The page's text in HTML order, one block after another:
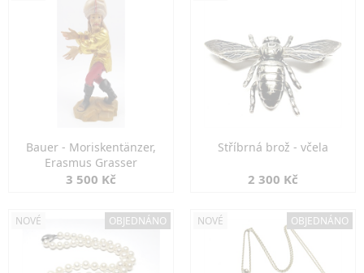
Bauer - Moriskentänzer,
Erasmus Grasser
3 500 Kč
Stříbrná brož - včela
2 300 Kč
NOVÉ OBJEDNÁNO NOVÉ OBJEDNÁNO